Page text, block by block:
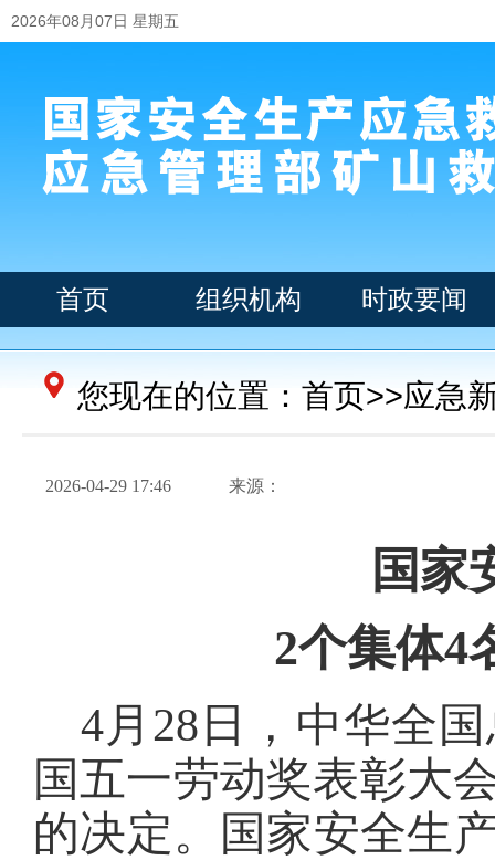
2026年08月07日 星期五
首页 组织机构 时政要闻
您现在的位置： 首页>>应急
2026-04-29 17:46 来源：
国家
2个集体4
4月28 日，中华全
国五一劳动奖表彰大
的决定。国家安全生